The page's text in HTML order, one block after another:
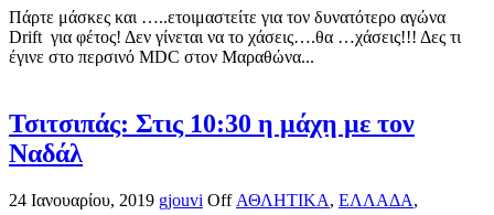
Πάρτε μάσκες και …..ετοιμαστείτε για τον δυνατότερο αγώνα
Drift για φέτος! Δεν γίνεται να το χάσεις….θα …χάσεις!!! Δες τι
έγινε στο περσινό MDC στον Μαραθώνα...
Τσιτσιπάς: Στις 10:30 η μάχη με τον
Ναδάλ
24 Ιανουαρίου, 2019 gjouvi Off ΑΘΛΗΤΙΚΑ, ΕΛΛΑΔΑ,